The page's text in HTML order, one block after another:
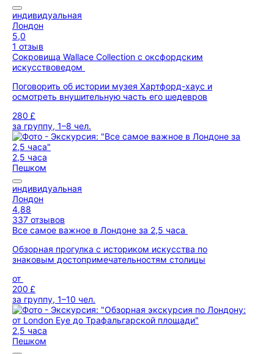
индивидуальная
Лондон
5,0
1 отзыв
Сокровища Wallace Collection с оксфордским
искусствоведом
Поговорить об истории музея Хартфорд-хаус и
осмотреть внушительную часть его шедевров
280 £
за группу, 1–8 чел.
2,5 часа
Пешком
индивидуальная
Лондон
4,88
337 отзывов
Все самое важное в Лондоне за 2,5 часа
Обзорная прогулка с историком искусства по
знаковым достопримечательностям столицы
от
200 £
за группу, 1–10 чел.
2,5 часа
Пешком